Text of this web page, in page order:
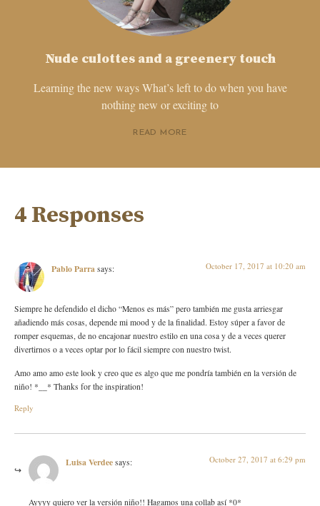
Nude culottes and a greenery touch
Learning the new ways What’s left to do when you have
nothing new or exciting to
READ MORE
4 Responses
Pablo Parra says: October 17, 2017 at 10:20 am
Siempre he defendido el dicho “Menos es más” pero también me gusta arriesgar
añadiendo más cosas, depende mi mood y de la finalidad. Estoy súper a favor de
romper esquemas, de no encajonar nuestro estilo en una cosa y de a veces querer
divertirnos o a veces optar por lo fácil siempre con nuestro twist.
Amo amo amo este look y creo que es algo que me pondría también en la versión de
niño! *__* Thanks for the inspiration!
Reply
Luisa Verdee says: October 27, 2017 at 6:29 pm
Ayyyy quiero ver la versión niño!! Hagamos una collab así *0*